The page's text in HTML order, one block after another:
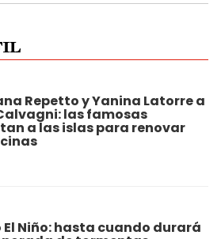
Repetto y Yanina Latorre a
las famosas
a las islas para renovar
El Niño: hasta cuando durará